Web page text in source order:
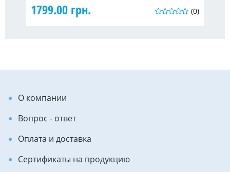
(0)
1799.00 грн.
О компании
Вопрос - ответ
Оплата и доставка
Сертификаты на продукцию